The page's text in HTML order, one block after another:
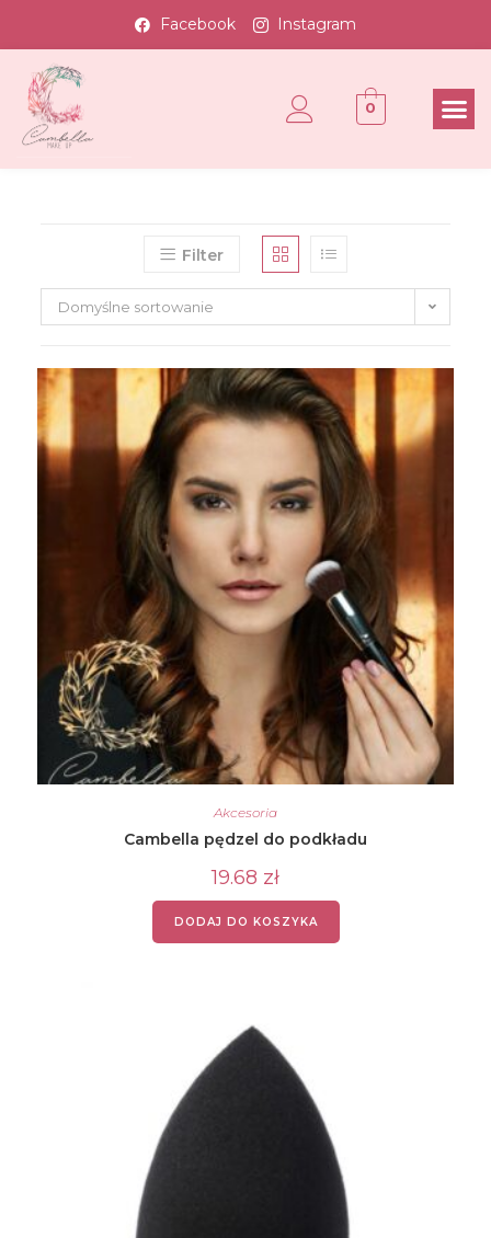
Facebook Instagram
0
Filter
Domyślne sortowanie
Akcesoria
Cambella pędzel do podkładu
19.68 zł
DODAJ DO KOSZYKA